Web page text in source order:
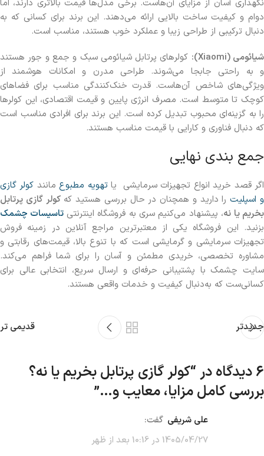
نگهداری آسان از مزایای آن‌هاست. برخی مدل‌ها قیمت بالاتری دارند، اما
دوام و کیفیت ساخت بالایی ارائه می‌دهند. این برند برای کسانی که به
دنبال ترکیبی از طراحی زیبا و عملکرد خوب هستند، مناسب است.
شیائومی (Xiaomi):
کولرهای پرتابل شیائومی سبک و جمع و جور هستند
و به راحتی جابجا می‌شوند. طراحی مدرن و امکانات هوشمند از
ویژگی‌های شاخص آن‌هاست. قدرت خنک‌کنندگی مناسب برای فضاهای
کوچک تا متوسط است. مصرف انرژی پایین و قیمت اقتصادی، این کولرها
را به گزینه‌ای محبوب تبدیل کرده است. این برند برای افرادی مناسب است
که دنبال فناوری و کارایی با قیمت مناسب هستند.
جمع بندی نهایی
اگر قصد خرید انواع تجهیزات سرمایشی یاتهویه مطبوعمانند کولر گازی
و اسپلیترا دارید و همچنان در حال بررسی هستید کهکولر گازی پرتابل
بخریم یا نه، پیشنهاد می‌کنیم سری به فروشگاه اینترنتی تاسیسات چشمک
بزنید. این فروشگاه یکی از معتبرترین مراجع آنلاین در زمینه فروش
تجهیزات سرمایشی و گرمایشی است که با تنوع بالا، قیمت‌های رقابتی و
مشاوره تخصصی، خریدی مطمئن و آسان را برای شما فراهم می‌کند.
سایت چشمک با پشتیبانی حرفه‌ای و ارسال سریع، انتخابی عالی برای
کسانی‌ست که به‌دنبال کیفیت و خدمات واقعی هستند.
جدیدتر قدیمی تر
6 دیدگاه در “
کولر گازی پرتابل بخریم یا نه؟
بررسی کامل مزایا، معایب و…”
علی شریفی گفت:
1405/04/27 در 10:16 بعد از ظهر